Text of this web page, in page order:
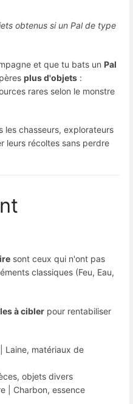
obtenus si un Pal de type
et que tu bats un Pal
plus d'objets :
rares selon le monstre
les chasseurs, explorateurs
leurs récoltes sans perdre
sont ceux qui n'ont pas
classiques (Feu, Eau,
à cibler pour rentabiliser
Laine, matériaux de
objets divers
| Charbon, essence